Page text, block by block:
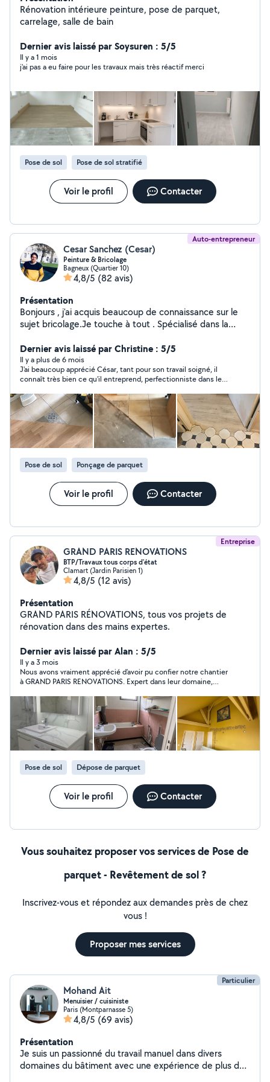
Rénovation intérieure peinture, pose de parquet,
carrelage, salle de bain
Dernier avis laissé par Soysuren : 5/5
Il y a 1 mois
j'ai pas a eu faire pour les travaux mais très réactif merci
Pose de sol Pose de sol stratifié
Voir le profil Contacter
Auto-entrepreneur
Cesar Sanchez (Cesar)
Peinture & Bricolage
Bagneux (Quartier 10)
4,8/5 (82 avis)
Présentation
Bonjours , j'ai acquis beaucoup de connaissance sur le
sujet bricolage.Je touche à tout . Spécialisé dans la
les outils à porter de main. Je suis consciencieux, propre
et rapide. Je me déplace à mes frais pour vous faire un
devis juste. À votre disposition. Je parle espagnol et
anglais
Dernier avis laissé par Christine : 5/5
Il y a plus de 6 mois
J'ai beaucoup apprécié César, tant pour son travail soigné, il
connaît très bien ce qu'il entreprend, perfectionniste dans le
horaires, courageux Je le recommande et je continuerais à faire
appel à lui pour d'autres travaux avec toute ma confiance Je le
recommande sans hésitation Christine
Pose de sol Ponçage de parquet
Voir le profil Contacter
Entreprise
GRAND PARIS RENOVATIONS
BTP/Travaux tous corps d'état
Clamart (Jardin Parisien 1)
4,8/5 (12 avis)
Présentation
GRAND PARIS RÉNOVATIONS, tous vos projets de
rénovation dans des mains expertes.
Dernier avis laissé par Alan : 5/5
Il y a 3 mois
Nous avons vraiment apprécié d’avoir pu confier notre chantier
à GRAND PARIS RENOVATIONS. Expert dans leur domaine,
sympathique. Ils ont su trouver des solutions pour réparer
notre parquet malgré les difficultés du dossier. Merci encore!
Pose de sol Dépose de parquet
Voir le profil Contacter
Vous souhaitez proposer vos services de Pose de
parquet - Revêtement de sol ?
Inscrivez-vous et répondez aux demandes près de chez
vous !
Proposer mes services
Particulier
Mohand Ait
Menuisier / cuisiniste
Paris (Montparnasse 5)
4,8/5 (69 avis)
Présentation
Je suis un passionné du travail manuel dans divers
domaines du bâtiment avec une expérience de plus de